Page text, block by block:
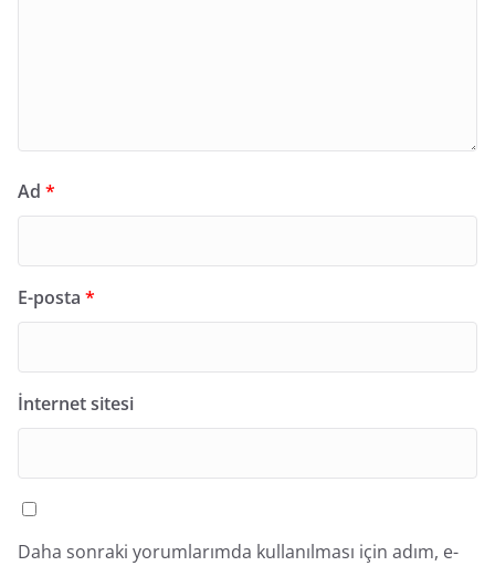
Ad *
E-posta *
İnternet sitesi
Daha sonraki yorumlarımda kullanılması için adım, e-